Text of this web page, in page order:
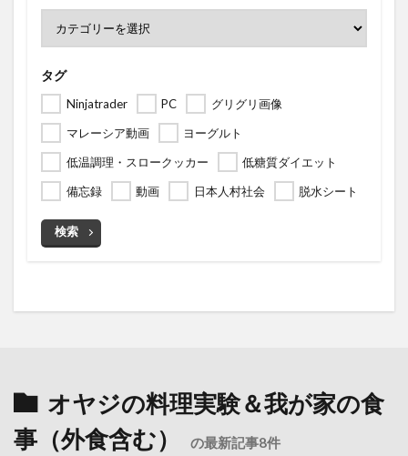
タグ
Ninjatrader PC
グリグリ画像
マレーシア動画
ヨーグルト
低温調理・スロークッカー
低糖質ダイエット
備忘録
動画 日本人村社会 脱水シート
検索
オヤジの料理実験＆我が家の食
事（外食含む）
の最新記事8件